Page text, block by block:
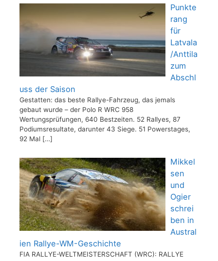
Punkte
rang
für
Latvala
/Anttila
zum
Abschl
uss der Saison
Gestatten: das beste Rallye-Fahrzeug, das jemals
gebaut wurde – der Polo R WRC 958
Wertungsprüfungen, 640 Bestzeiten. 52 Rallyes, 87
Podiumsresultate, darunter 43 Siege. 51 Powerstages,
92 Mal […]
Mikkel
sen
und
Ogier
schrei
ben in
Austral
ien Rallye-WM-Geschichte
FIA RALLYE-WELTMEISTERSCHAFT (WRC): RALLYE